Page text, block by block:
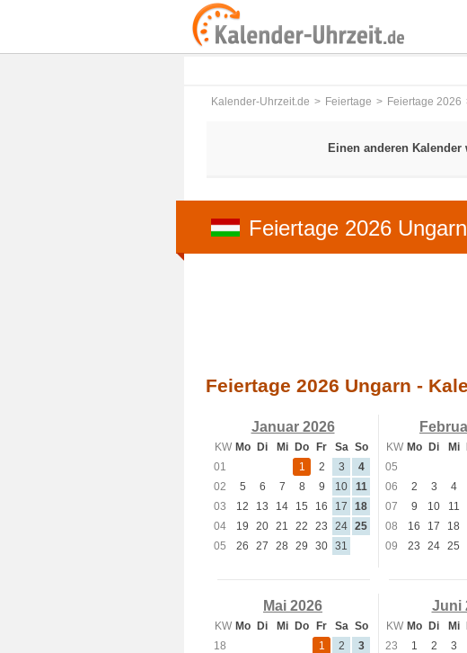
Kalender-Uhrzeit.de Feiertage Feiertage 2026
Einen anderen Kalender
Feiertage 2026 Ungarn
Feiertage 2026 Ungarn -
Januar 2026
KW Mo Di Mi Do Fr Sa So
01
1 2 3
4
02
5 6 7 8 9 10
11
03
12 13 14 15 16 17
18
04
19 20 21 22 23 24 25
05
26 27 28 29 30 31
KW Mo Di Mi
05
06
2 3 4
07
9 10 11
08
16 17 18
09
23 24 25
Mai 2026
KW Mo Di Mi Do Fr Sa So
18
1 2
3
Juni
KW Mo Di Mi
23
1 2 3